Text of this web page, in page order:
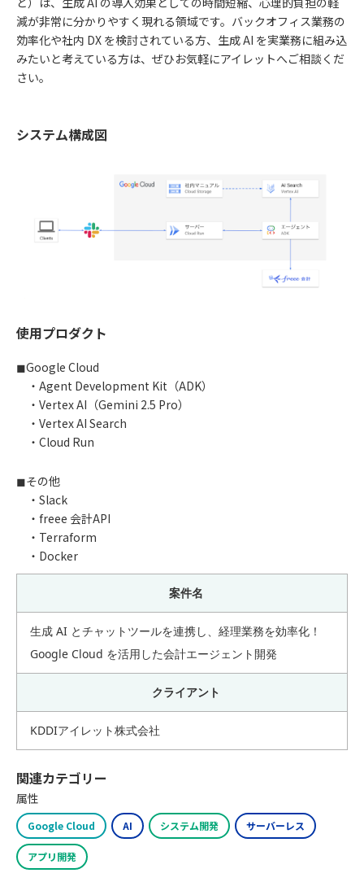
減が非常に分かりやすく現れる領域です。バックオフィス業務の
効率化や社内 DX を検討されている方、生成 AI を実業務に組み込
みたいと考えている方は、ぜひお気軽にアイレットへご相談くだ
さい。
システム構成図
使用プロダクト
◼︎Google Cloud
・Agent Development Kit（ADK）
・Vertex AI（Gemini 2.5 Pro）
・Vertex AI Search
・Cloud Run
◼︎その他
・Slack
・freee 会計API
・Terraform
・Docker
案件名
生成 AI とチャットツールを連携し、経理業務を効率化！
Google Cloud を活用した会計エージェント開発
クライアント
KDDIアイレット株式会社
関連カテゴリー
属性
Google Cloud AI システム開発 サーバーレス
アプリ開発